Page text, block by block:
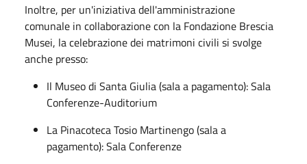
Inoltre, per un'iniziativa dell'amministrazione
comunale in collaborazione con la Fondazione Brescia
Musei, la celebrazione dei matrimoni civili si svolge
anche presso:
Il Museo di Santa Giulia (sala a pagamento): Sala
Conferenze-Auditorium
La Pinacoteca Tosio Martinengo (sala a
pagamento): Sala Conferenze